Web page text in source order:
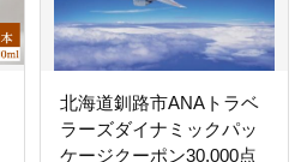
北海道釧路市ANAトラベ
ラーズダイナミックパッ
ケージクーポン30,000点